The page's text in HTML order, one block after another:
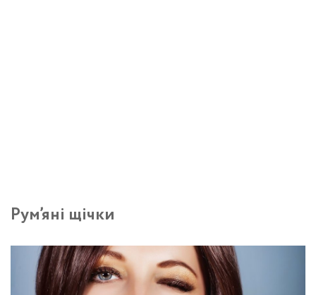
Рум’яні щічки